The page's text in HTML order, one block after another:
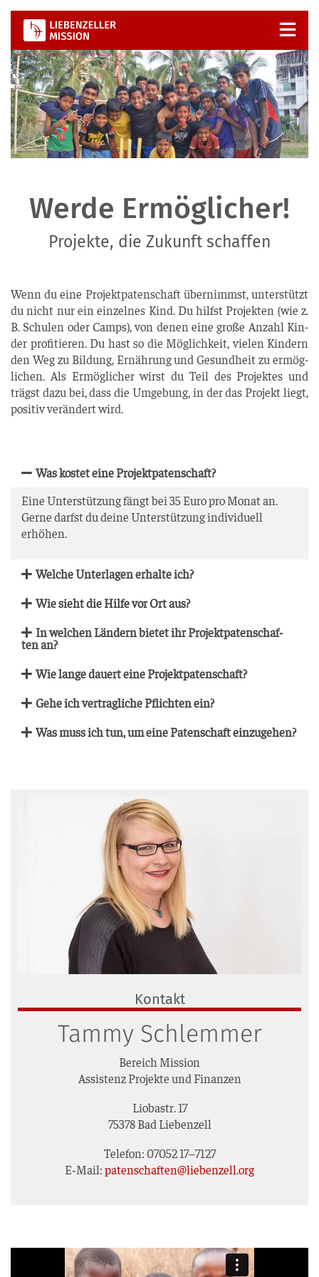
Zum
Inhalt
springen
Werde Ermöglicher!
Projekte, die Zukunft schaffen
Wenn du eine Pro­jekt­pa­ten­schaft über­nimmst, unter­stützt
du nicht nur ein ein­zel­nes Kind. Du hilfst Pro­jek­ten (wie z.
B. Schu­len oder Camps), von denen eine gro­ße Anzahl Kin­
der pro­fi­tie­ren. Du hast so die Mög­lich­keit, vie­len Kin­dern
den Weg zu Bil­dung, Ernäh­rung und Gesund­heit zu ermög­
li­chen. Als Ermög­li­cher wirst du Teil des Pro­jek­tes und
trägst dazu bei, dass die Umge­bung, in der das Pro­jekt liegt,
posi­tiv ver­än­dert wird.
Was kos­tet eine Projektpatenschaft?
Eine Unter­stüt­zung fängt bei 35 Euro pro Monat an.
Ger­ne darfst du dei­ne Unter­stüt­zung indi­vi­du­ell
erhöhen.
Wel­che Unter­la­gen erhal­te ich?
Wie sieht die Hil­fe vor Ort aus?
In wel­chen Län­dern bie­tet ihr Pro­jekt­pa­ten­schaf­
ten an?
Wie lan­ge dau­ert eine Projektpatenschaft?
Gehe ich ver­trag­li­che Pflich­ten ein?
Was muss ich tun, um eine Paten­schaft einzugehen?
Kontakt
Tammy Schlemmer
Bereich Mis­si­on
Assis­tenz Pro­jek­te und Finanzen
Lio­bastr. 17
75378 Bad Liebenzell
Tele­fon: 07052 17–7127
E‑Mail:patenschaften@liebenzell.org